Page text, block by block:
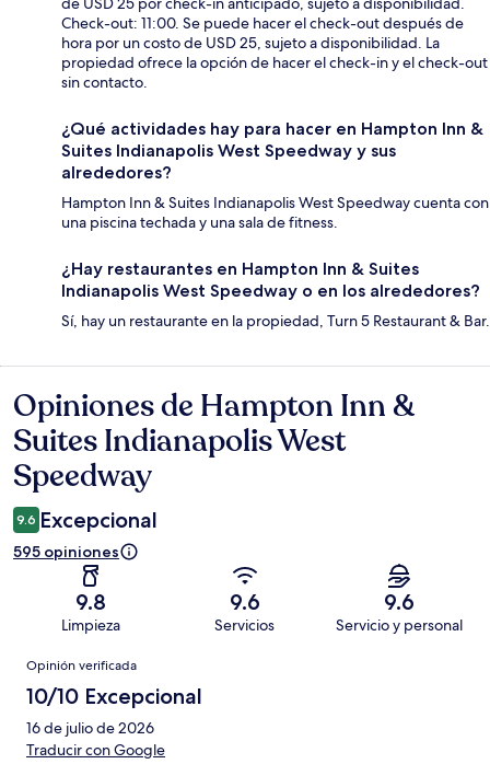
Check-out: 11:00. Se puede hacer el check-out después de
hora por un costo de USD 25, sujeto a disponibilidad. La
propiedad ofrece la opción de hacer el check-in y el check-out
sin contacto.
¿Qué actividades hay para hacer en Hampton Inn &
Suites Indianapolis West Speedway y sus
alrededores?
Hampton Inn & Suites Indianapolis West Speedway cuenta con
una piscina techada y una sala de fitness.
¿Hay restaurantes en Hampton Inn & Suites
Indianapolis West Speedway o en los alrededores?
Sí, hay un restaurante en la propiedad, Turn 5 Restaurant & Bar.
Opiniones
Opiniones de Hampton Inn &
Suites Indianapolis West
Speedway
9.6 Excepcional
595 opiniones
9.8
Limpieza
9.6
Servicios
9.6
Servicio y personal
Opiniones
Opinión verificada
10/10 Excepcional
16 de julio de 2026
Traducir con Google